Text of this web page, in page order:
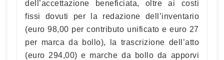
dell’accettazione beneficiata, oltre ai costi
fissi dovuti per la redazione dell’inventario
(euro 98,00 per contributo unificato e euro 27
per marca da bollo), la trascrizione dell’atto
(euro 294,00) e marche da bollo da apporvi